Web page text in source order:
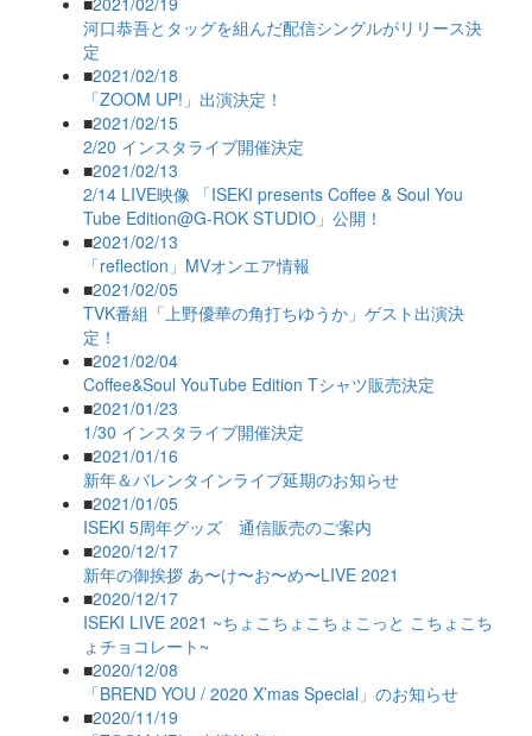
河口恭吾とタッグを組んだ配信シングルがリリース決
定
■2021/02/18
「ZOOM UP!」出演決定！
■2021/02/15
2/20 インスタライブ開催決定
■2021/02/13
2/14 LIVE映像 「ISEKI presents Coffee & Soul You
Tube Edition@G-ROK STUDIO」公開！
■2021/02/13
「reflection」MVオンエア情報
■2021/02/05
TVK番組「上野優華の角打ちゆうか」ゲスト出演決
定！
■2021/02/04
Coffee&Soul YouTube Edition Tシャツ販売決定
■2021/01/23
1/30 インスタライブ開催決定
■2021/01/16
新年＆バレンタインライブ延期のお知らせ
■2021/01/05
ISEKI 5周年グッズ 通信販売のご案内
■2020/12/17
新年の御挨拶 あ〜け〜お〜め〜LIVE 2021
■2020/12/17
ISEKI LIVE 2021 ~ちょこちょこちょこっと こちょこち
ょチョコレート~
■2020/12/08
「BREND YOU / 2020 X’mas Special」のお知らせ
■2020/11/19